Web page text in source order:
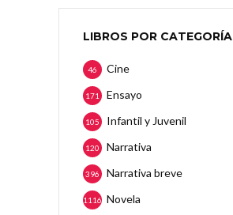
LIBROS POR CATEGORÍA
Cine
46
Ensayo
171
Infantil y Juvenil
105
Narrativa
120
Narrativa breve
396
Novela
1116